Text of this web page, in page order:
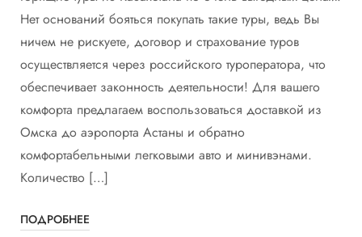
Нет оснований бояться покупать такие туры, ведь Вы
ничем не рискуете, договор и страхование туров
осуществляется через российского туроператора, что
обеспечивает законность деятельности! Для вашего
комфорта предлагаем воспользоваться доставкой из
Омска до аэропорта Астаны и обратно
комфортабельными легковыми авто и минивэнами.
Количество […]
ПОДРОБНЕЕ